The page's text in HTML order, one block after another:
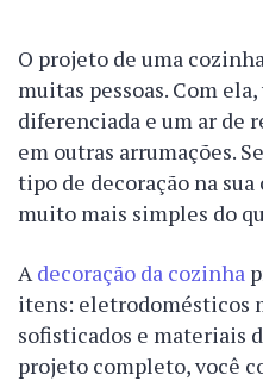
O projeto de uma
muitas pessoas. Com
diferenciada e um ar de
em outras arrumações.
tipo de decoração na
muito mais simples do
Adecoração da cozinha
itens: eletrodomésticos
sofisticados e materiais
projeto completo, você